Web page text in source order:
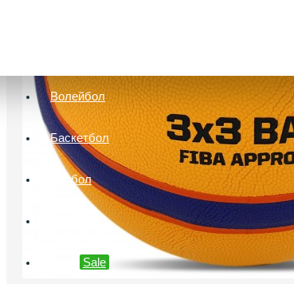
Волейбол
Баскетбол
Футбол
Sale